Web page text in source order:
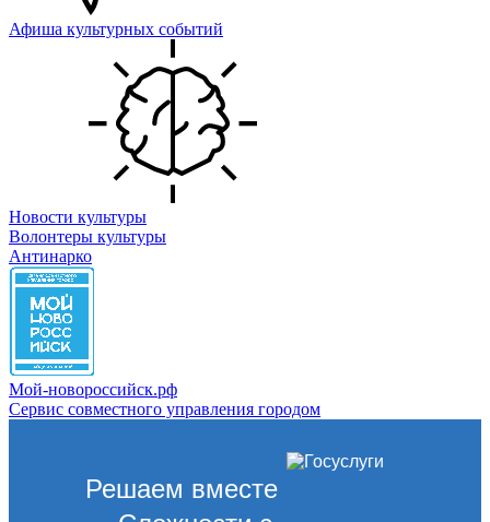
Афиша культурных событий
Новости культуры
Волонтеры культуры
Антинарко
Мой-новороссийск.рф
Сервис совместного управления городом
Решаем вместе